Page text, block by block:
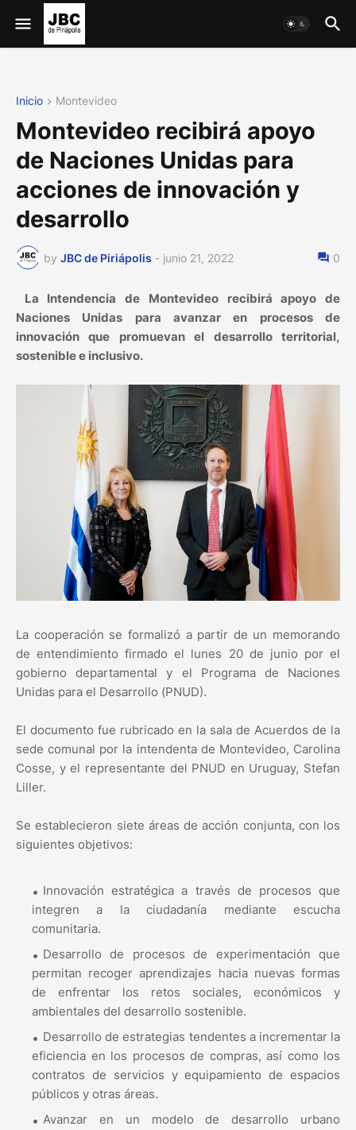
Inicio Montevideo
Montevideo recibirá apoyo
de Naciones Unidas para
acciones de innovación y
desarrollo
by JBC de Piriápolis - junio 21, 2022 0
La Intendencia de Montevideo recibirá apoyo de
Naciones Unidas para avanzar en procesos de
innovación que promuevan el desarrollo territorial,
sostenible e inclusivo.
La cooperación se formalizó a partir de un memorando
de entendimiento firmado el lunes 20 de junio por el
gobierno departamental y el Programa de Naciones
Unidas para el Desarrollo (PNUD).
El documento fue rubricado en la sala de Acuerdos de la
sede comunal por la intendenta de Montevideo, Carolina
Cosse, y el representante del PNUD en Uruguay, Stefan
Liller.
Se establecieron siete áreas de acción conjunta, con los
siguientes objetivos:
Innovación estratégica a través de procesos que
integren a la ciudadanía mediante escucha
comunitaria.
Desarrollo de procesos de experimentación que
permitan recoger aprendizajes hacia nuevas formas
de enfrentar los retos sociales, económicos y
ambientales del desarrollo sostenible.
Desarrollo de estrategias tendentes a incrementar la
eficiencia en los procesos de compras, así como los
contratos de servicios y equipamiento de espacios
públicos y otras áreas.
Avanzar en un modelo de desarrollo urbano